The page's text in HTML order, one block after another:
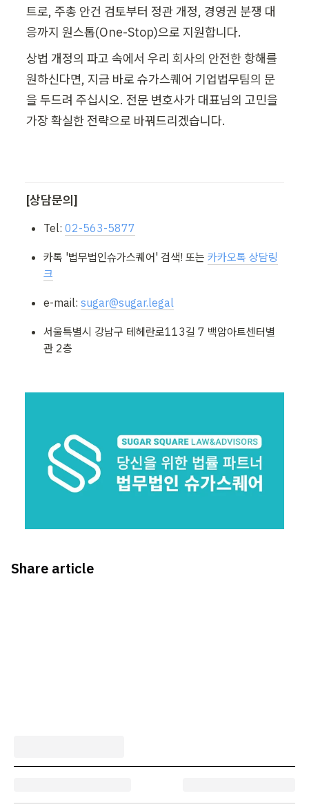
트로, 주총 안건 검토부터 정관 개정, 경영권 분쟁 대
응까지 원스톱(One-Stop)으로 지원합니다.
상법 개정의 파고 속에서 우리 회사의 안전한 항해를
원하신다면, 지금 바로 슈가스퀘어 기업법무팀의 문
을 두드려 주십시오. 전문 변호사가 대표님의 고민을
가장 확실한 전략으로 바꿔드리겠습니다.
[상담문의]
Tel: 02-563-5877
카톡 '법무법인슈가스퀘어' 검색! 또는 카카오톡 상담링
크
e-mail: sugar@sugar.legal
서울특별시 강남구 테헤란로113길 7 백암아트센터별
관 2층
Share article